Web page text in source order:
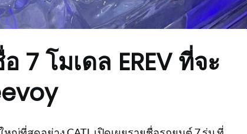
7 โมเดล EREV ที่จะ